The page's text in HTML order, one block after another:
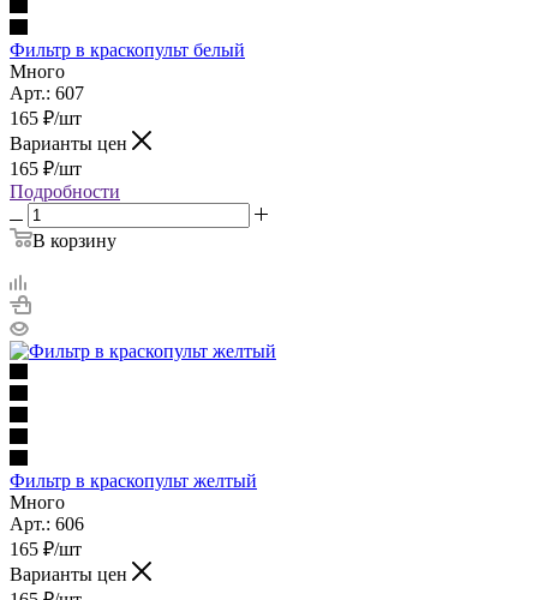
Фильтр в краскопульт белый
Много
Арт.: 607
165 ₽/шт
Варианты цен
165 ₽/шт
Подробности
В корзину
Фильтр в краскопульт желтый
Много
Арт.: 606
165 ₽/шт
Варианты цен